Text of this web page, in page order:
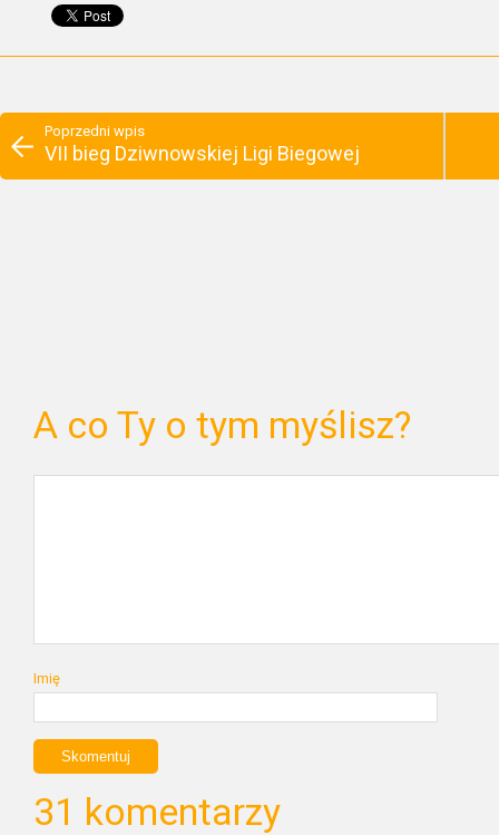
Poprzedni wpis
VII bieg Dziwnowskiej Ligi Biegowej
A co Ty o tym myślisz?
Imię
31 komentarzy